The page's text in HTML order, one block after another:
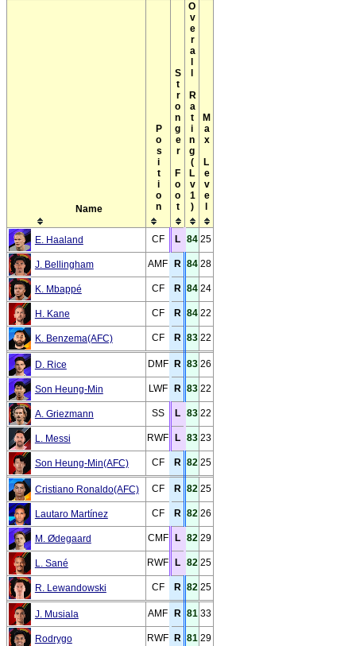
Name PositionStronger FootOverall Rating(Lv1)Max Level
E. Haaland CF L 84 25
J. Bellingham AMF R 84 28
K. Mbappé CF R 84 24
H. Kane CF R 84 22
K. Benzema(AFC) CF R 83 22
D. Rice DMF R 83 26
Son Heung-Min LWF R 83 22
A. Griezmann SS L 83 22
L. Messi RWF L 83 23
Son Heung-Min(AFC) CF R 82 25
Cristiano Ronaldo(AFC) CF R 82 25
Lautaro Martínez CF R 82 26
M. Ødegaard CMF L 82 29
L. Sané RWF L 82 25
R. Lewandowski CF R 82 25
J. Musiala AMF R 81 33
Rodrygo RWF R 81 29